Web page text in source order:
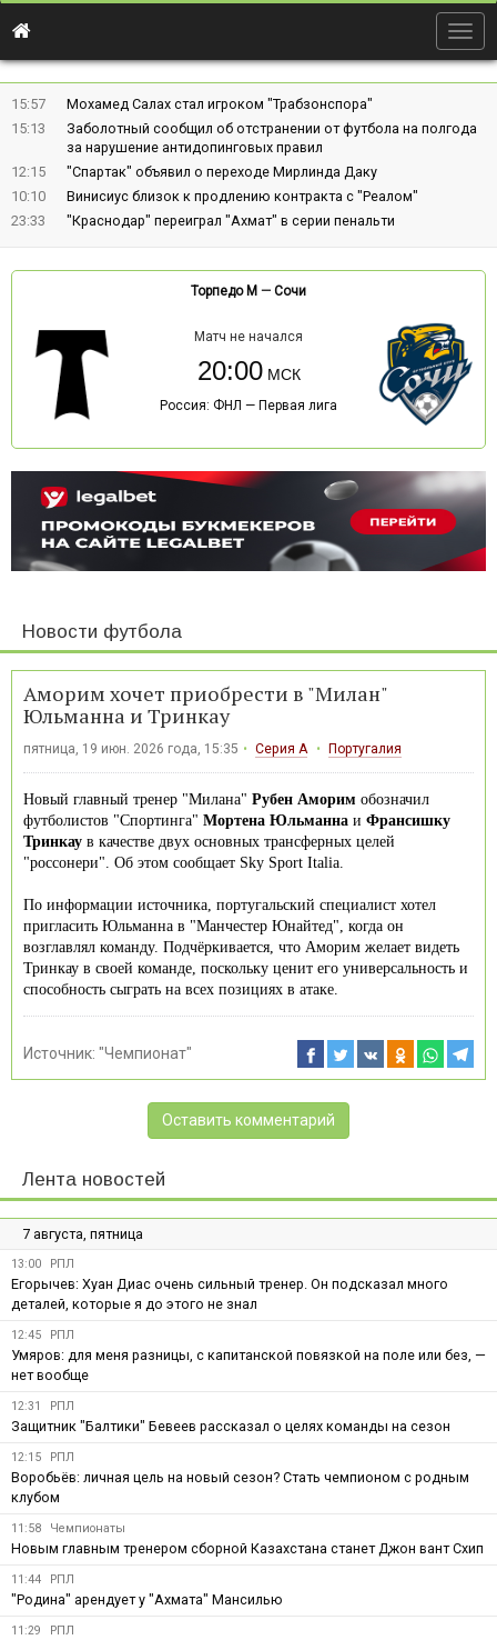
15:57
Мохамед Салах стал игроком "Трабзонспора"
15:13
Заболотный сообщил об отстранении от футбола на полгода
за нарушение антидопинговых правил
12:15
"Спартак" объявил о переходе Мирлинда Даку
10:10
Винисиус близок к продлению контракта с "Реалом"
23:33
"Краснодар" переиграл "Ахмат" в серии пенальти
Торпедо М — Сочи
Матч не начался
20:00
Россия: ФНЛ — Первая лига
Новости футбола
Аморим хочет приобрести в "Милан"
Юльманна и Тринкау
пятница, 19 июн. 2026 года, 15:35 Серия А Португалия
Новый главный тренер "Милана" Рубен Аморим обозначил
футболистов "Спортинга" Мортена Юльманна и Франсишку
Тринкау в качестве двух основных трансферных целей
"россонери". Об этом сообщает Sky Sport Italia.
По информации источника, португальский специалист хотел
пригласить Юльманна в "Манчестер Юнайтед", когда он
возглавлял команду. Подчёркивается, что Аморим желает видеть
Тринкау в своей команде, поскольку ценит его универсальность и
способность сыграть на всех позициях в атаке.
Источник: "Чемпионат"
Оставить комментарий
Лента новостей
7 августа, пятница
13:00 РПЛ
Егорычев: Хуан Диас очень сильный тренер. Он подсказал много
деталей, которые я до этого не знал
12:45 РПЛ
Умяров: для меня разницы, с капитанской повязкой на поле или без, —
нет вообще
12:31 РПЛ
Защитник "Балтики" Бевеев рассказал о целях команды на сезон
12:15 РПЛ
Воробьёв: личная цель на новый сезон? Стать чемпионом с родным
клубом
11:58 Чемпионаты
Новым главным тренером сборной Казахстана станет Джон вант Схип
11:44 РПЛ
"Родина" арендует у "Ахмата" Мансилью
11:29 РПЛ